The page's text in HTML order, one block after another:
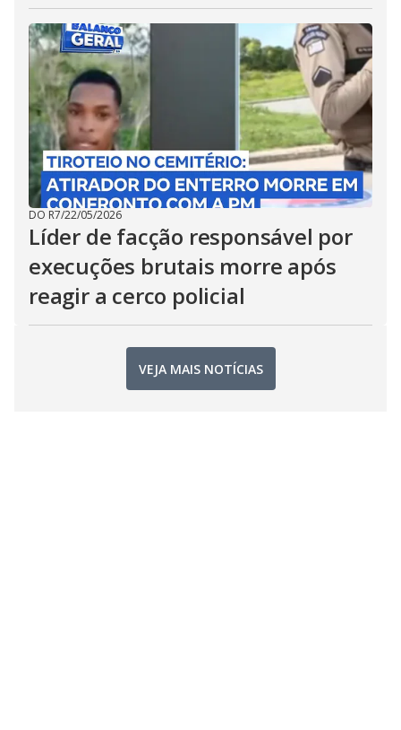
DO R7/22/05/2026
Líder de facção responsável por
execuções brutais morre após
reagir a cerco policial
VEJA MAIS NOTÍCIAS